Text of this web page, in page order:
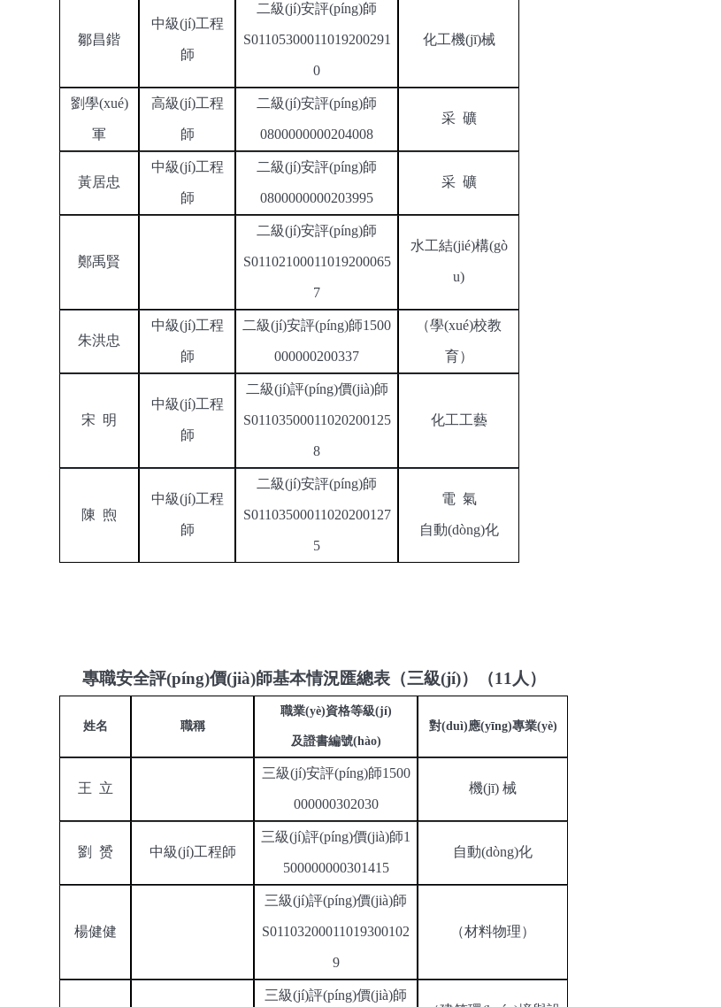
鄒昌鍇
中級(jí)工程
師
二級(jí)安評(píng)師
S01105300011019200291
0
化工機(jī)械
劉學(xué)
軍
高級(jí)工程
師
二級(jí)安評(píng)師
0800000000204008
采 礦
黃居忠
中級(jí)工程
師
二級(jí)安評(píng)師
0800000000203995
采 礦
鄭禹賢
二級(jí)安評(píng)師
S01102100011019200065
7
水工結(jié)構(gò
u)
朱洪忠
中級(jí)工程
師
二級(jí)安評(píng)師1500
000000200337
（學(xué)校教
育）
宋 明
中級(jí)工程
師
二級(jí)評(píng)價(jià)師
S01103500011020200125
8
化工工藝
陳 煦
中級(jí)工程
師
二級(jí)安評(píng)師
S01103500011020200127
5
電 氣
自動(dòng)化
專職安全評(píng)價(jià)師基本情況匯總表（三級(jí)） （11 人 ）
姓名 職稱
職業(yè)資格等級(jí)
及證書編號(hào)
對(duì)應(yīng)專業(yè)
王 立
三級(jí)安評(píng)師1500
000000302030
機(jī) 械
劉 赟 中級(jí)工程師
三級(jí)評(píng)價(jià)師1
500000000301415
自動(dòng)化
楊健健
三級(jí)評(píng)價(jià)師
S01103200011019300102
9
（材料物理）
三級(jí)評(píng)價(jià)師